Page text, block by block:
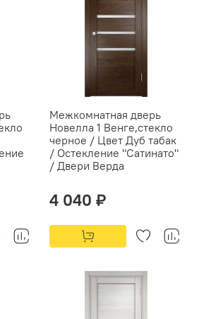
Межкомнатная дверь
Новелла 1 Венге,стекло
черное / Цвет Дуб табак
/ Остекление "Сатинато"
/ Двери Верда
4 040 ₽